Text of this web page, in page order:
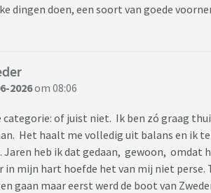
dingen doen, een soort van goede
2026om 08:06
categorie: of juist niet. Ik ben zó graag
Het haalt me volledig uit balans en ik
Jaren heb ik dat gedaan, gewoon, omdat
mijn hart hoefde het van mij niet perse.
gaan maar eerst werd de boot van